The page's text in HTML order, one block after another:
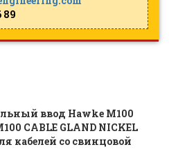
89
ввод Hawke M100
CABLE GLAND NICKEL
кабелей со свинцовой